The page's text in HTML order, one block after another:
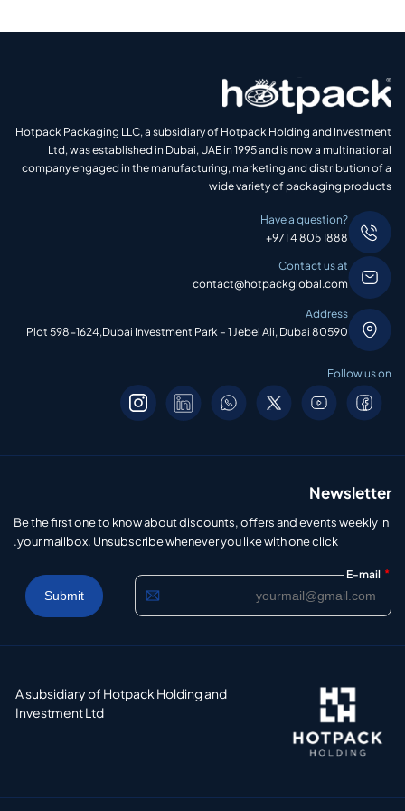
Hotpack Packaging LLC, a subsidiary of Hotpack Holding and Investment
Ltd, was established in Dubai, UAE in 1995 and is now a multinational
company engaged in the manufacturing, marketing and distribution of a
wide variety of packaging products
Have a question?
+971 4 805 1888
Contact us at
contact@hotpackglobal.com
Address
Plot 598-1624,Dubai Investment Park – 1 Jebel Ali, Dubai 80590
Follow us on
Newsletter
Be the first one to know about discounts, offers and events weekly in
your mailbox. Unsubscribe whenever you like with one click.
E-mail *
A subsidiary of Hotpack Holding and
Investment Ltd